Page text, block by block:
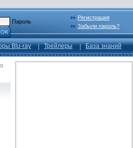
Пароль
ОК
Регистрация
Забыли пароль?
Blu-ray Трейлеры База знаний